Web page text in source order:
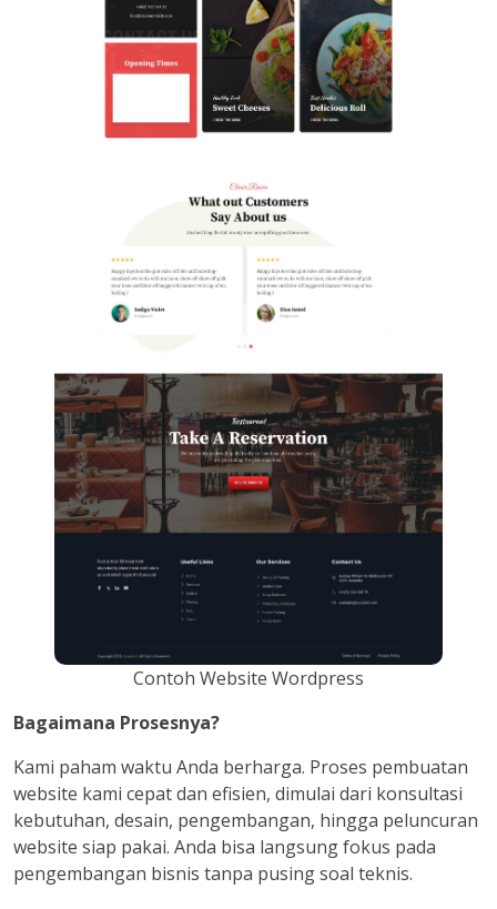
Contoh Website Wordpress
Bagaimana Prosesnya?
Kami paham waktu Anda berharga. Proses pembuatan
website kami cepat dan efisien, dimulai dari konsultasi
kebutuhan, desain, pengembangan, hingga peluncuran
website siap pakai. Anda bisa langsung fokus pada
pengembangan bisnis tanpa pusing soal teknis.